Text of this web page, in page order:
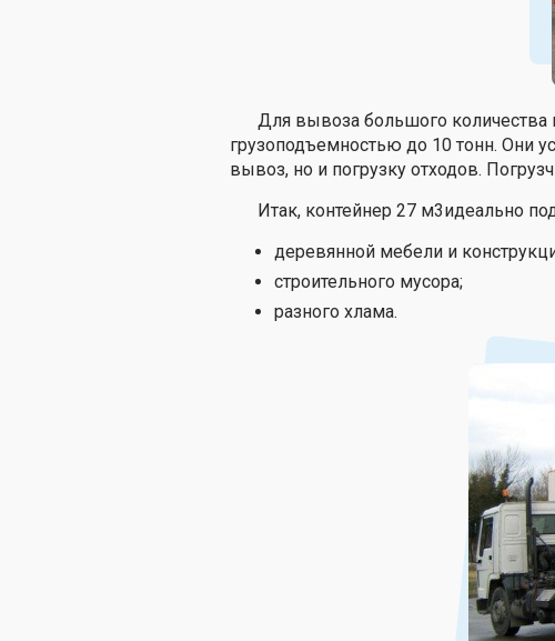
Для вывоза большого количества
грузоподъемностью до 10 тонн. Они
вывоз, но и погрузку отходов.
Итак, контейнер 27 м3идеально
деревянной мебели и
строительного мусора;
разного хлама.